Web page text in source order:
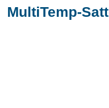
MultiTemp-